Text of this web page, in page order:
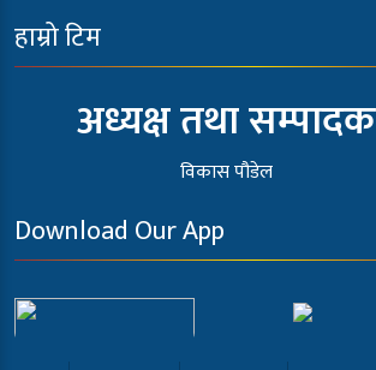
हाम्रो टिम
अध्यक्ष तथा सम्पादक
विकास पौडेल
Download Our App